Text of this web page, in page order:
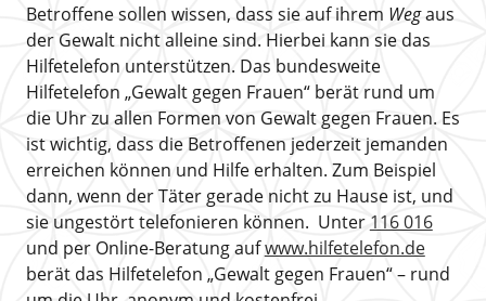
Betroffene sollen wissen, dass sie auf ihrem Wegaus
der Gewalt nicht alleine sind. Hierbei kann sie das
Hilfetelefon unterstützen. Das bundesweite
Hilfetelefon „Gewalt gegen Frauen“ berät rund um
die Uhr zu allen Formen von Gewalt gegen Frauen. Es
ist wichtig, dass die Betroffenen jederzeit jemanden
erreichen können und Hilfe erhalten. Zum Beispiel
dann, wenn der Täter gerade nicht zu Hause ist, und
sie ungestört telefonieren können. Unter 116 016
und per Online-Beratung aufwww.hilfetelefon.de
berät das Hilfetelefon „Gewalt gegen Frauen“ – rund